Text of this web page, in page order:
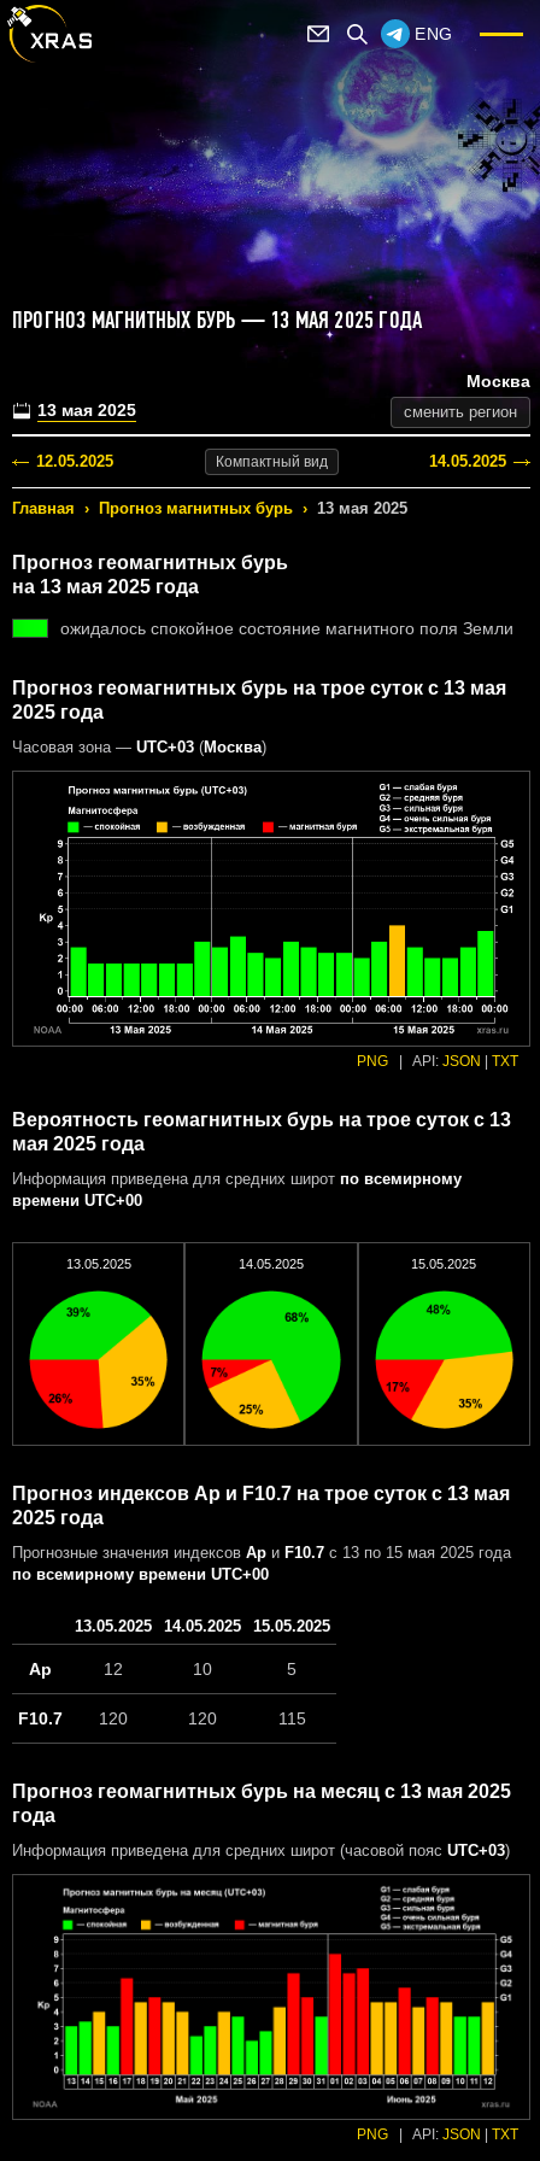
ENG
ПРОГНОЗ МАГНИТНЫХ БУРЬ — 13 МАЯ 2025 ГОДА
13 мая 2025
Москва
сменить регион
12.05.2025 Компактный вид 14.05.2025
Главная › Прогноз магнитных бурь › 13 мая 2025
Прогноз геомагнитных бурь
на 13 мая 2025 года
ожидалось спокойное состояние магнитного поля Земли
Прогноз геомагнитных бурь на трое суток с 13 мая
2025 года
Часовая зона — UTC+03 (Москва)
PNG API: JSON TXT
Вероятность геомагнитных бурь на трое суток с 13
мая 2025 года
Информация приведена для средних широт по всемирному
времени UTC+00
13.05.2025 14.05.2025 15.05.2025
Прогноз индексов Ap и F10.7 на трое суток с 13 мая
2025 года
Прогнозные значения индексов Ap и F10.7 с 13 по 15 мая 2025 года
по всемирному времени UTC+00
13.05.2025 14.05.2025 15.05.2025
Ap 12 10 5
F10.7 120 120 115
Прогноз геомагнитных бурь на месяц с 13 мая 2025
года
Информация приведена для средних широт (часовой пояс UTC+03)
PNG API: JSON TXT